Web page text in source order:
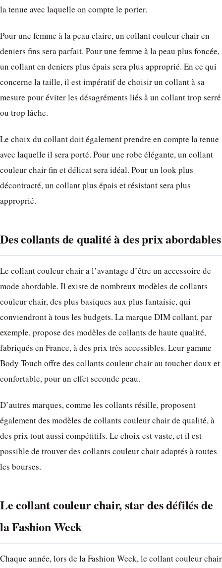
la tenue avec laquelle on compte le porter.
Pour une femme à la peau claire, un collant couleur chair en
deniers fins sera parfait. Pour une femme à la peau plus foncée,
un collant en deniers plus épais sera plus approprié. En ce qui
concerne la taille, il est impératif de choisir un collant à sa
mesure pour éviter les désagréments liés à un collant trop serré
ou trop lâche.
Le choix du collant doit également prendre en compte la tenue
avec laquelle il sera porté. Pour une robe élégante, un collant
couleur chair fin et délicat sera idéal. Pour un look plus
décontracté, un collant plus épais et résistant sera plus
approprié.
Des collants de qualité à des prix abordables
Le collant couleur chair a l’avantage d’être un accessoire de
mode abordable. Il existe de nombreux modèles de collants
couleur chair, des plus basiques aux plus fantaisie, qui
conviendront à tous les budgets. La marque DIM collant, par
exemple, propose des modèles de collants de haute qualité,
fabriqués en France, à des prix très accessibles. Leur gamme
Body Touch offre des collants couleur chair au toucher doux et
confortable, pour un effet seconde peau.
D’autres marques, comme les collants résille, proposent
également des modèles de collants couleur chair de qualité, à
des prix tout aussi compétitifs. Le choix est vaste, et il est
possible de trouver des collants couleur chair adaptés à toutes
les bourses.
Le collant couleur chair, star des défilés de
la Fashion Week
Chaque année, lors de la Fashion Week, le collant couleur chair